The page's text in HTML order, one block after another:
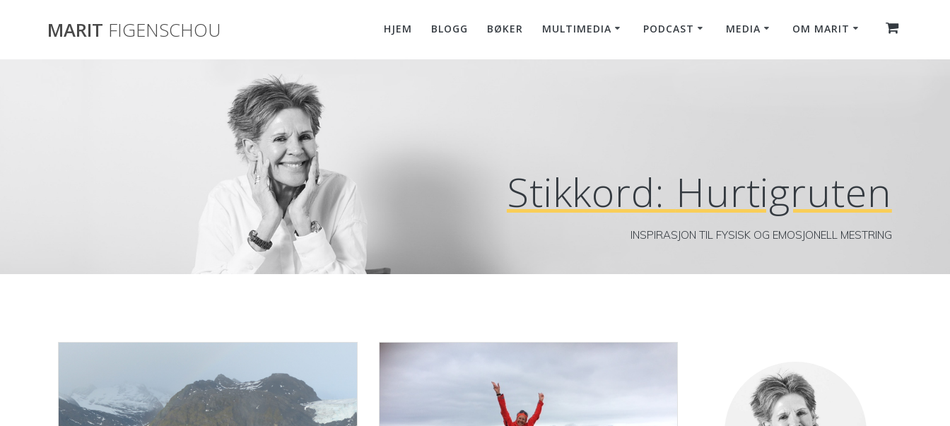
MARIT FIGENSCHOU HJEM BLOGG BØKER MULTIMEDIA PODCAST MEDIA OM MARIT
Stikkord: Hurtigruten
INSPIRASJON TIL FYSISK OG EMOSJONELL MESTRING